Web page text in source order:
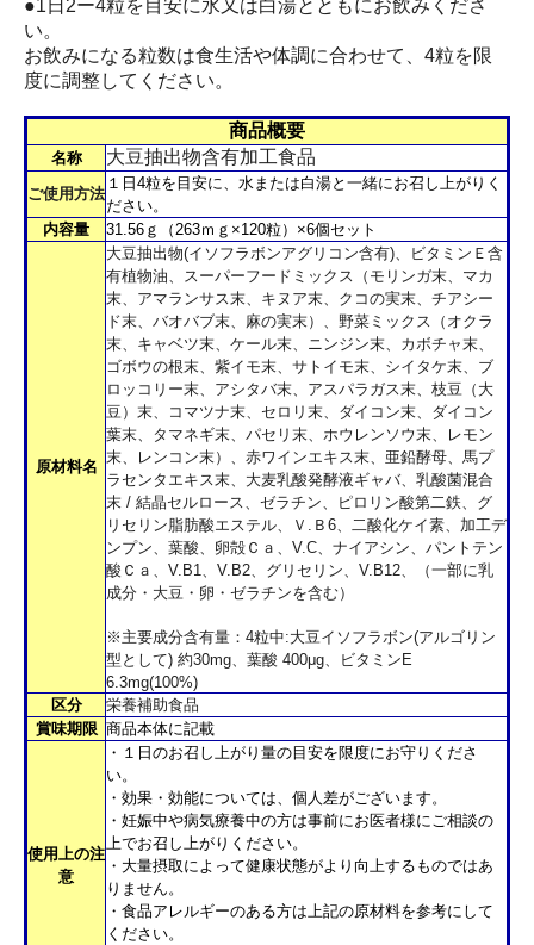
●1日2ー4粒を目安に水又は白湯とともにお飲みくださ
い。
お飲みになる粒数は食生活や体調に合わせて、4粒を限
度に調整してください。
商品概要
名称 大豆抽出物含有加工食品
ご使用方法
１日4粒を目安に、水または白湯と一緒にお召し上がりく
ださい。
内容量
31.56ｇ（263ｍｇ×120粒）×6個セット
原材料名
大豆抽出物(イソフラボンアグリコン含有)、ビタミンＥ含
有植物油、スーパーフードミックス（モリンガ末、マカ
末、アマランサス末、キヌア末、クコの実末、チアシー
ド末、バオバブ末、麻の実末）、野菜ミックス（オクラ
末、キャベツ末、ケール末、ニンジン末、カボチャ末、
ゴボウの根末、紫イモ末、サトイモ末、シイタケ末、ブ
ロッコリー末、アシタバ末、アスパラガス末、枝豆（大
豆）末、コマツナ末、セロリ末、ダイコン末、ダイコン
葉末、タマネギ末、パセリ末、ホウレンソウ末、レモン
末、レンコン末）、赤ワインエキス末、亜鉛酵母、馬プ
ラセンタエキス末、大麦乳酸発酵液ギャバ、乳酸菌混合
末 / 結晶セルロース、ゼラチン、ピロリン酸第二鉄、グ
リセリン脂肪酸エステル、Ｖ.Ｂ6、二酸化ケイ素、加工デ
ンプン、葉酸、卵殻Ｃａ、V.C、ナイアシン、パントテン
酸Ｃａ、V.B1、V.B2、グリセリン、V.B12、（一部に乳
成分・大豆・卵・ゼラチンを含む）
※主要成分含有量：4粒中:大豆イソフラボン(アルゴリン
型として) 約30mg、葉酸 400μg、ビタミンE
6.3mg(100%)
区分
栄養補助食品
賞味期限 商品本体に記載
使用上の注
意
・１日のお召し上がり量の目安を限度にお守りくださ
い。
・効果・効能については、個人差がございます。
・妊娠中や病気療養中の方は事前にお医者様にご相談の
上でお召し上がりください。
・大量摂取によって健康状態がより向上するものではあ
りません。
・食品アレルギーのある方は上記の原材料を参考にして
ください。